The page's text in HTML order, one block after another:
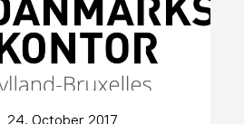
24. October 2017